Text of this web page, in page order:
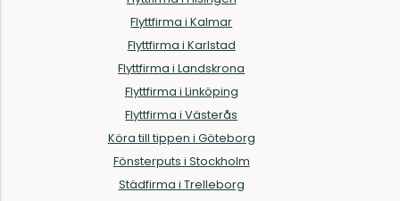
Flyttfirma i Kalmar
Flyttfirma i Karlstad
Flyttfirma i Landskrona
Flyttfirma i Linköping
Flyttfirma i Västerås
Köra till tippen i Göteborg
Fönsterputs i Stockholm
Städfirma i Trelleborg